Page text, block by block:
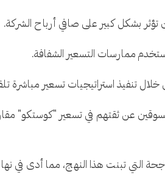
تؤثر بشكل كبير على صافي أرباح الشركة.
خلال تنفيذ استراتيجيات تسعير
يمكن للشفافية أن تؤدي إلى زيادة رضا العملاء، حيث أعرب 87% من المتسوقين عن ثقتهم في
التي تبنت هذا النهج، مما أدى في